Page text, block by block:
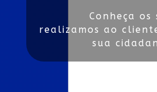
Conheça os
realizamos ao
sua